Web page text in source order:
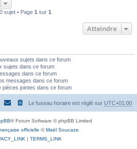
0 sujet • Page 1 sur 1
Atteindre
sujets dans ce forum
sujets dans ce forum
dans ce forum
messages dans ce forum
pièces jointes dans ce forum
Le fuseau horaire est réglé sur UTC+01:00
® Forum Software © phpBB Limited
officielle ©Maël Soucaze
| TERMS_LINK